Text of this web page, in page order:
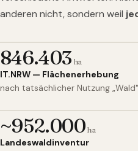
anderen nicht, sondern weil
846.403 ha
IT.NRW — Flächenerhebung
nach tatsächlicher Nutzung
~952.000ha
Landeswaldinventur